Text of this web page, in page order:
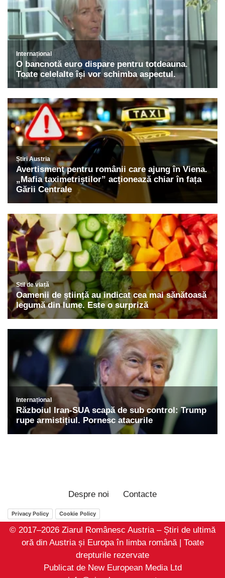
Despre noi Contacte
Privacy Policy Cookie Policy
© 2017–2026 Ziarul Românesc Austria – Știri de ultimă
oră din Austria și Europa în limba română | Toate
drepturile rezervate
Publicat de New European Media Ltd